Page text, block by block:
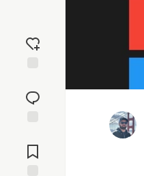
reaction
Comments